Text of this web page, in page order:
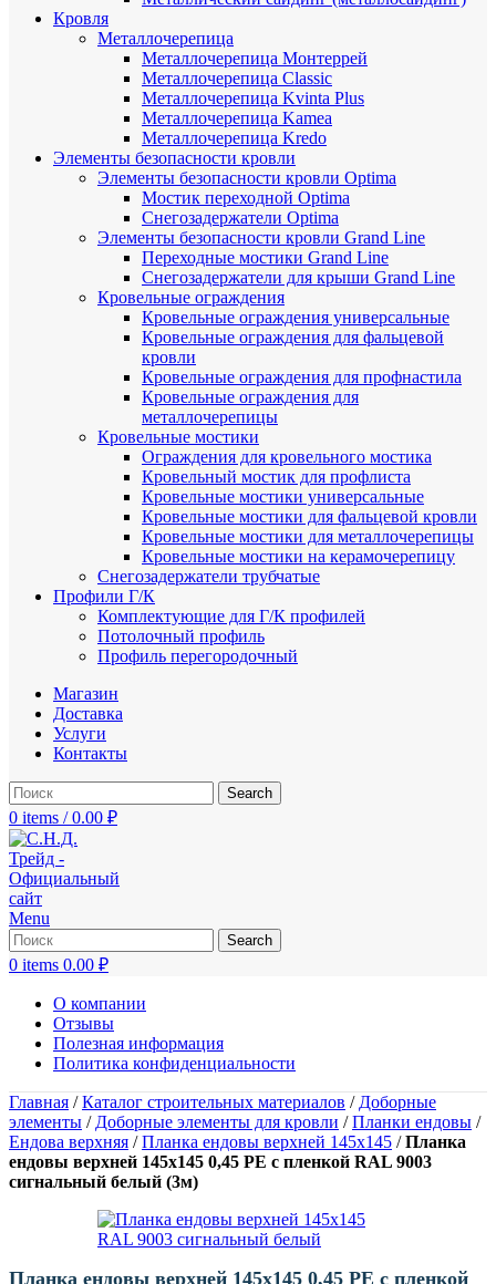
Кровля
Металлочерепица
Металлочерепица Монтеррей
Металлочерепица Classic
Металлочерепица Kvinta Plus
Металлочерепица Kamea
Металлочерепица Kredo
Элементы безопасности кровли
Элементы безопасности кровли Optima
Мостик переходной Optima
Снегозадержатели Optima
Элементы безопасности кровли Grand Line
Переходные мостики Grand Line
Снегозадержатели для крыши Grand Line
Кровельные ограждения
Кровельные ограждения универсальные
Кровельные ограждения для фальцевой
кровли
Кровельные ограждения для профнастила
Кровельные ограждения для
металлочерепицы
Кровельные мостики
Ограждения для кровельного мостика
Кровельный мостик для профлиста
Кровельные мостики универсальные
Кровельные мостики для фальцевой кровли
Кровельные мостики для металлочерепицы
Кровельные мостики на керамочерепицу
Снегозадержатели трубчатые
Профили Г/К
Комплектующие для Г/К профилей
Потолочный профиль
Профиль перегородочный
Магазин
Доставка
Услуги
Контакты
Search
0 items / 0.00 ₽
Menu
Search
0 items 0.00 ₽
О компании
Отзывы
Полезная информация
Политика конфиденциальности
Главная /Каталог строительных материалов / Доборные
элементы / Доборные элементы для кровли /Планки ендовы /
Ендова верхняя /Планка ендовы верхней 145х145 /Планка
ендовы верхней 145х145 0,45 PE с пленкой RAL 9003
сигнальный белый (3м)
Планка ендовы верхней 145х145 0,45 PE с пленкой